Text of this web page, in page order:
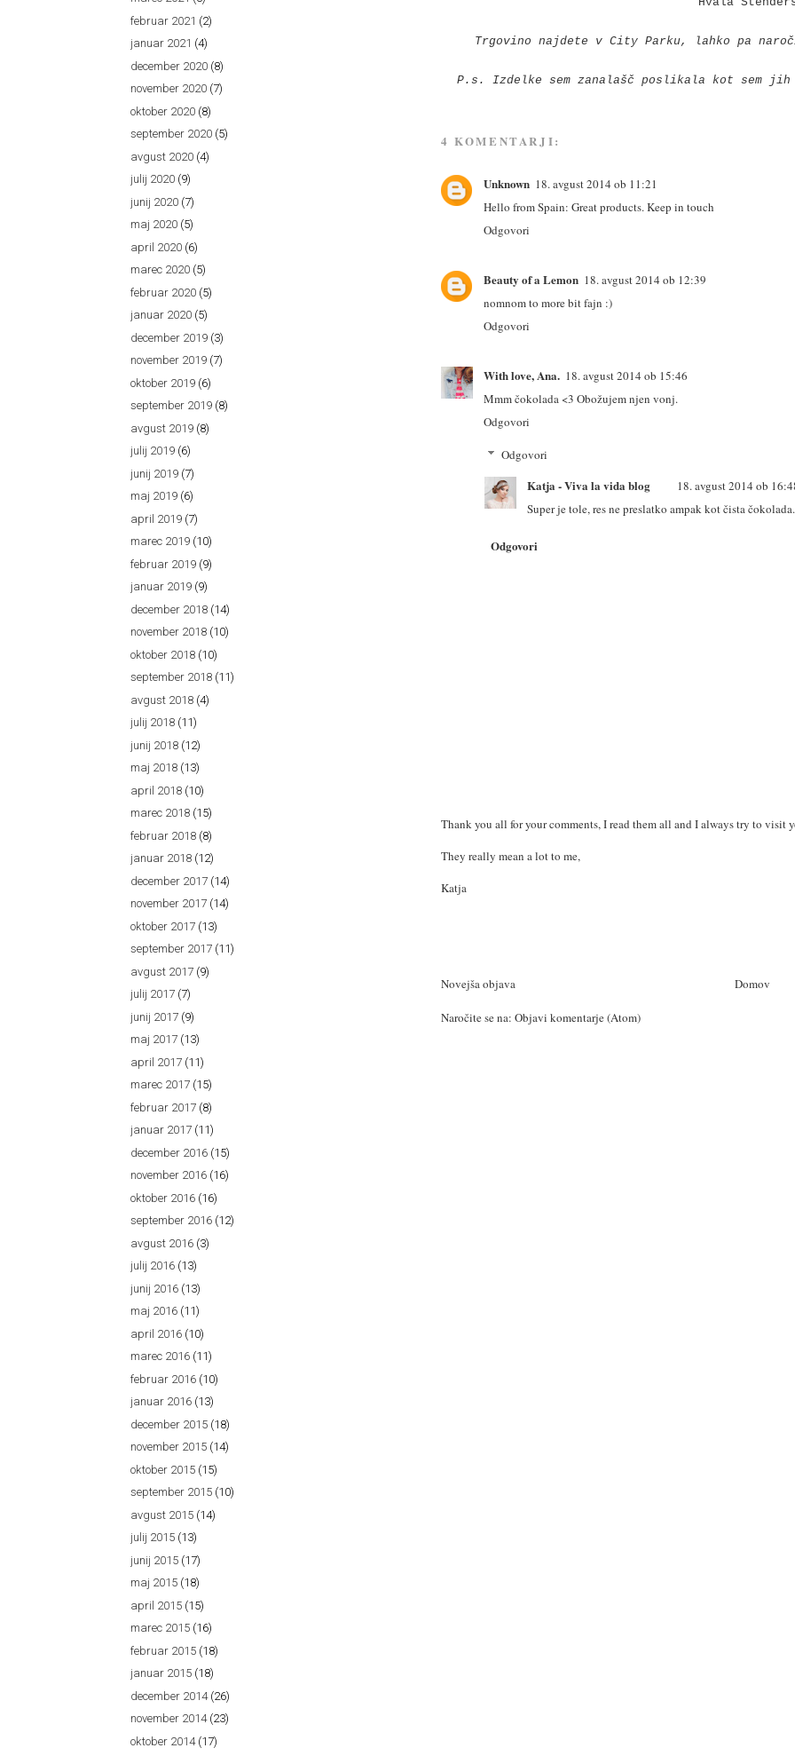
Trgovino najdete v City Parku, lahko pa
P.s. Izdelke sem zanalašč poslikala kot sem
4 KOMENTARJI:
Unknown 18. avgust 2014 ob 11:21
Hello from Spain: Great products. Keep in touch
Odgovori
Beauty of a Lemon 18. avgust 2014 ob 12:39
nomnom to more bit fajn :)
Odgovori
With love, Ana. 18. avgust 2014 ob 15:46
Mmm čokolada <3 Obožujem njen vonj.
Odgovori
Odgovori
Katja - Viva la vida blog
18. avgust 2014 ob
Super je tole, res ne preslatko ampak kot čista
Odgovori
Thank you all for your comments, I read them all and I always try to visit
They really mean a lot to me,
Katja
Novejša objava Domov
Naročite se na: Objavi komentarje (Atom)
februar 2021 (2)
januar 2021 (4)
december 2020 (8)
november 2020 (7)
oktober 2020 (8)
september 2020 (5)
avgust 2020 (4)
julij 2020 (9)
junij 2020 (7)
maj 2020 (5)
april 2020 (6)
marec 2020 (5)
februar 2020 (5)
januar 2020 (5)
december 2019 (3)
november 2019 (7)
oktober 2019 (6)
september 2019 (8)
avgust 2019 (8)
julij 2019 (6)
junij 2019 (7)
maj 2019 (6)
april 2019 (7)
marec 2019 (10)
februar 2019 (9)
januar 2019 (9)
december 2018 (14)
november 2018 (10)
oktober 2018 (10)
september 2018 (11)
avgust 2018 (4)
julij 2018 (11)
junij 2018 (12)
maj 2018 (13)
april 2018 (10)
marec 2018 (15)
februar 2018 (8)
januar 2018 (12)
december 2017 (14)
november 2017 (14)
oktober 2017 (13)
september 2017 (11)
avgust 2017 (9)
julij 2017 (7)
junij 2017 (9)
maj 2017 (13)
april 2017 (11)
marec 2017 (15)
februar 2017 (8)
januar 2017 (11)
december 2016 (15)
november 2016 (16)
oktober 2016 (16)
september 2016 (12)
avgust 2016 (3)
julij 2016 (13)
junij 2016 (13)
maj 2016 (11)
april 2016 (10)
marec 2016 (11)
februar 2016 (10)
januar 2016 (13)
december 2015 (18)
november 2015 (14)
oktober 2015 (15)
september 2015 (10)
avgust 2015 (14)
julij 2015 (13)
junij 2015 (17)
maj 2015 (18)
april 2015 (15)
marec 2015 (16)
februar 2015 (18)
januar 2015 (18)
december 2014(26)
november 2014(23)
oktober 2014(17)